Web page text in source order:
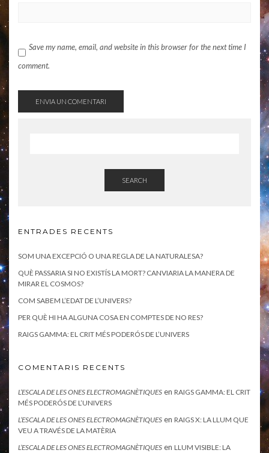
Save my name, email, and website in this browser for the next time I
comment.
SEARCH
ENTRADES RECENTS
SOM UNA EXCEPCIÓ O UNA REGLA DE LA NATURALESA?
QUÈ PASSARIA SI NO EXISTÍS LA MORT? CANVIARIA LA MANERA DE
MIRAR EL COSMOS?
COM SABEM L’EDAT DE L’UNIVERS?
PER QUÈ HI HA ALGUNA COSA EN COMPTES DE NO RES?
RAIGS GAMMA: EL CRIT MÉS PODERÓS DE L’UNIVERS
COMENTARIS RECENTS
L’ESCALA DE LES ONES ELECTROMAGNÈTIQUES en RAIGS GAMMA: EL CRIT
MÉS PODERÓS DE L’UNIVERS
L’ESCALA DE LES ONES ELECTROMAGNÈTIQUES en RAIGS X: LA LLUM QUE
VEU A TRAVÉS DE LA MATÈRIA
L’ESCALA DE LES ONES ELECTROMAGNÈTIQUES en LLUM VISIBLE: LA